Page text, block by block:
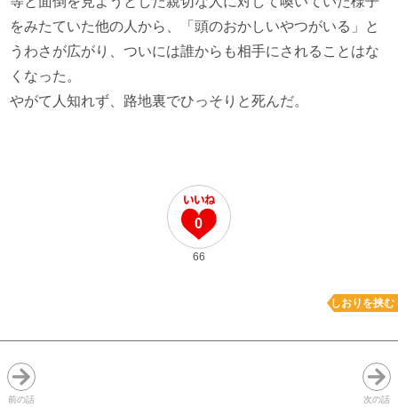
をみたていた他の人から、「頭のおかしいやつがいる」と
うわさが広がり、ついには誰からも相手にされることはな
くなった。
やがて人知れず、路地裏でひっそりと死んだ。
0
66
しおりを挟む
前の話 次の話